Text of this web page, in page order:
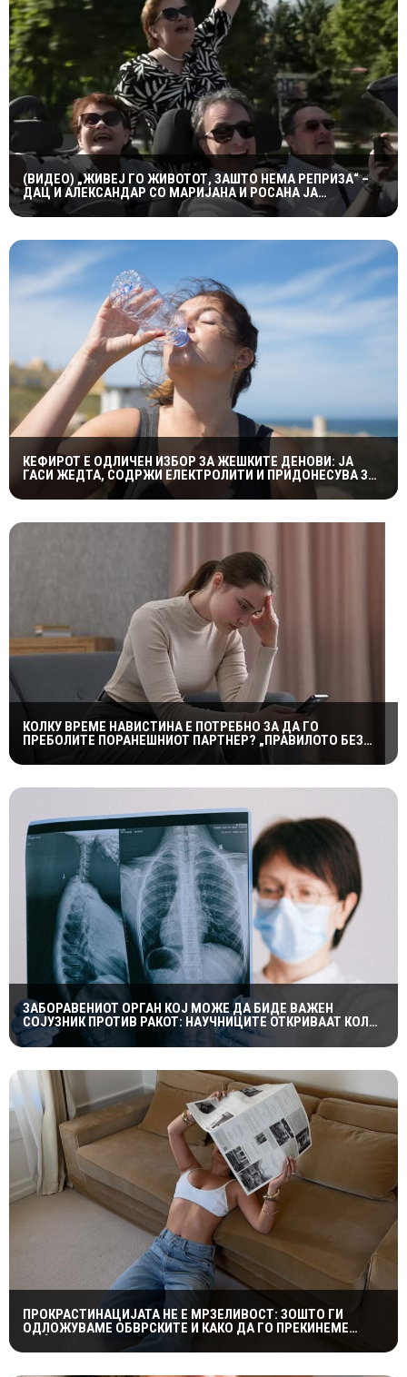
(ВИДЕО) „ЖИВЕЈ ГО ЖИВОТОТ, ЗАШТО НЕМА РЕПРИЗА“ –
ДАЦ И АЛЕКСАНДАР СО МАРИЈАНА И РОСАНА ЈА
ПРЕТСТАВИЈА „ЗАСЕКОГАШ МЛАДИ“
КЕФИРОТ Е ОДЛИЧЕН ИЗБОР ЗА ЖЕШКИТЕ ДЕНОВИ: ЈА
ГАСИ ЖЕДТА, СОДРЖИ ЕЛЕКТРОЛИТИ И ПРИДОНЕСУВА ЗА
ЗДРАВА ДИГЕСТИЈА
КОЛКУ ВРЕМЕ НАВИСТИНА Е ПОТРЕБНО ЗА ДА ГО
ПРЕБОЛИТЕ ПОРАНЕШНИОТ ПАРТНЕР? „ПРАВИЛОТО БЕЗ
КОНТАКТ“ НЕ Е МАГИЧНА ФОРМУЛА
ЗАБОРАВЕНИОТ ОРГАН КОЈ МОЖЕ ДА БИДЕ ВАЖЕН
СОЈУЗНИК ПРОТИВ РАКОТ: НАУЧНИЦИТЕ ОТКРИВААТ КОЛКУ
Е ЗНАЧАЕН ТИМУСОТ
ПРОКРАСТИНАЦИЈАТА НЕ Е МРЗЕЛИВОСТ: ЗОШТО ГИ
ОДЛОЖУВАМЕ ОБВРСКИТЕ И КАКО ДА ГО ПРЕКИНЕМЕ
МАЃЕПСАНИОТ КРУГ